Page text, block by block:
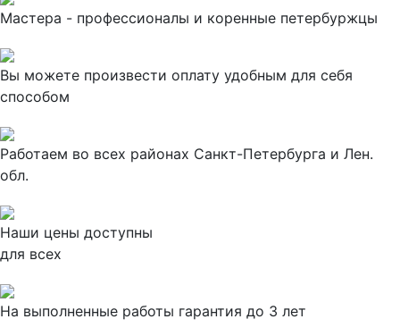
Мастера - профессионалы и коренные петербуржцы
Вы можете произвести оплату удобным для себя
способом
Работаем во всех районах Санкт-Петербурга и Лен.
обл.
Наши цены доступны
для всех
На выполненные работы гарантия до 3 лет